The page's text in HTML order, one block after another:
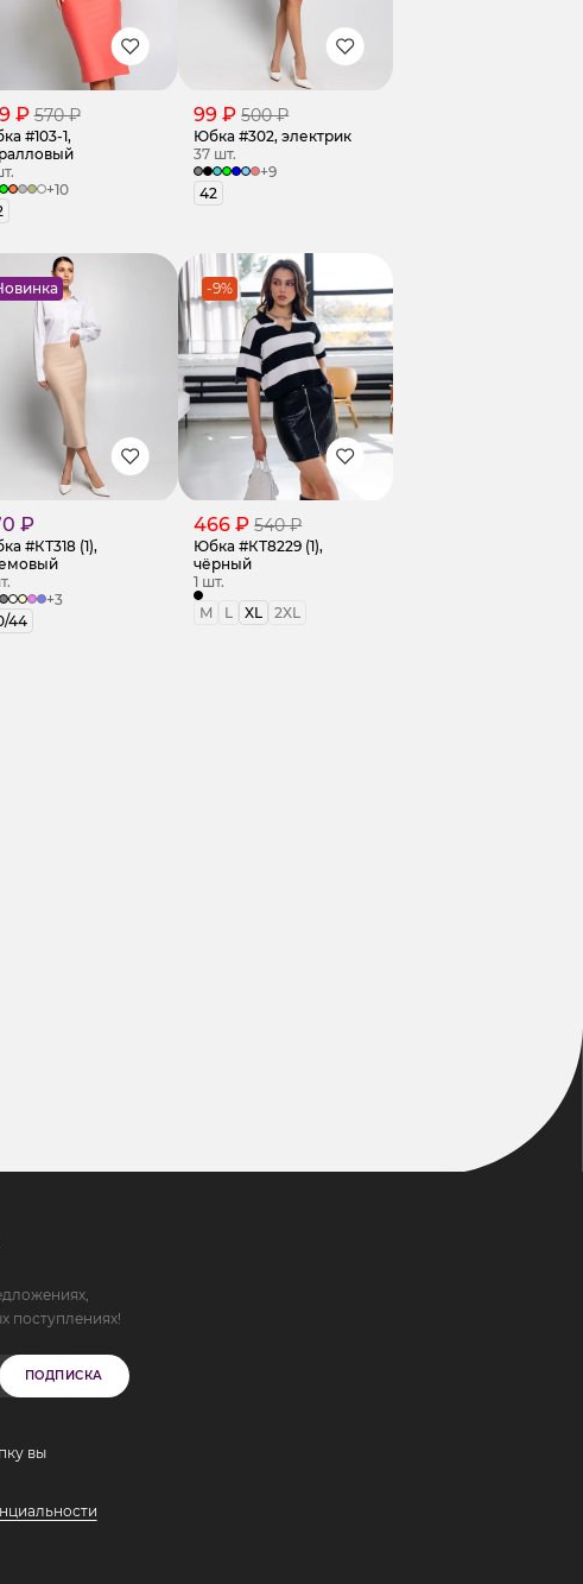
₽ 570 ₽
#103-1,
+10
99 ₽ 500 ₽
Юбка #302, электрик
37 шт.
+9
42
₽
#КТ318 (1),
+3
44
-9%
466 ₽ 540 ₽
Юбка #КТ8229 (1),
чёрный
1 шт.
M
L XL 2XL
поступлениях!
ПОДПИСКА
вы